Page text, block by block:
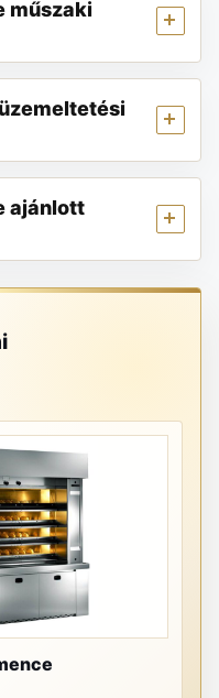
műszaki
ajánlott